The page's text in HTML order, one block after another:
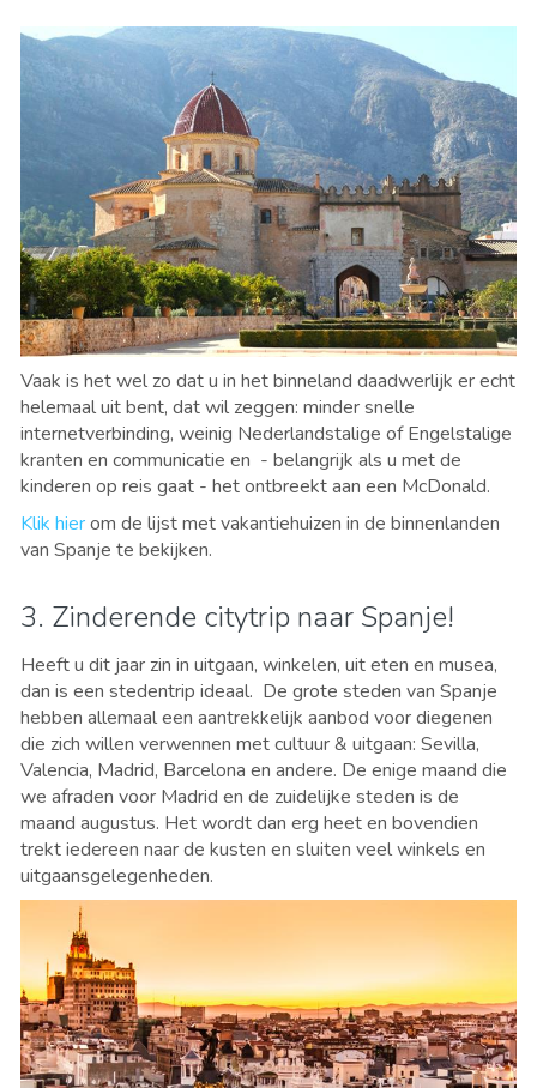
Vaak is het wel zo dat u in het binneland daadwerlijk er echt
helemaal uit bent, dat wil zeggen: minder snelle
internetverbinding, weinig Nederlandstalige of Engelstalige
kranten en communicatie en - belangrijk als u met de
kinderen op reis gaat - het ontbreekt aan een McDonald.
Klik hierom de lijst met vakantiehuizen in de binnenlanden
van Spanje te bekijken.
3. Zinderende citytrip naar Spanje!
Heeft u dit jaar zin in uitgaan, winkelen, uit eten en musea,
dan is een stedentrip ideaal. De grote steden van Spanje
hebben allemaal een aantrekkelijk aanbod voor diegenen
die zich willen verwennen met cultuur & uitgaan: Sevilla,
Valencia, Madrid, Barcelona en andere. De enige maand die
we afraden voor Madrid en de zuidelijke steden is de
maand augustus. Het wordt dan erg heet en bovendien
trekt iedereen naar de kusten en sluiten veel winkels en
uitgaansgelegenheden.